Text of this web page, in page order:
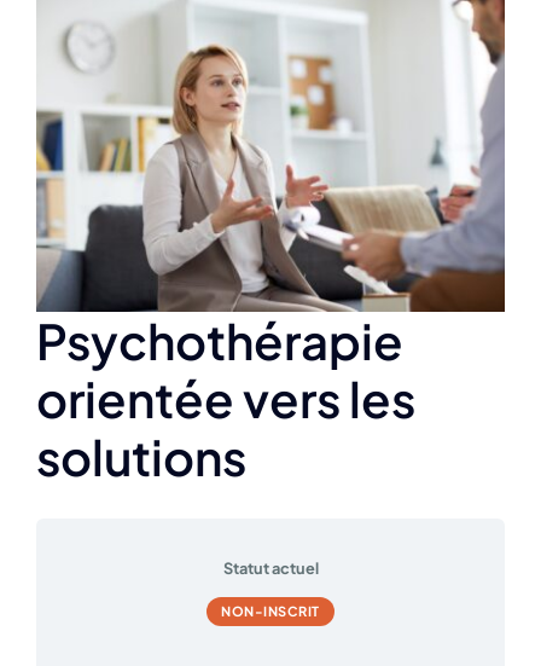
l&apos;image
Psychothérapie
orientée vers les
solutions
Statut actuel
NON-INSCRIT